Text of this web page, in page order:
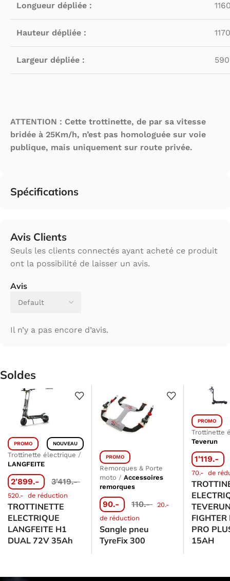
Longueur dépliée :
Hauteur dépliée :
Largeur dépliée :
ATTENTION : Cette trottinette, de par sa vitesse
bridée à 25Km/h, n’est pas homologuée sur voie
publique, mais uniquement sur route privée.
Spécifications
Avis Clients
Avis
Il n’y a pas encore d’avis.
Seuls les clients connectés ayant acheté ce produit
ont la possibilité de laisser un avis.
Soldes
PROMO NOUVEAU
Trottinette électrique /
LANGFEITE
2'899.- 3'419.-
520.- de réduction
TROTTINETTE
ELECTRIQUE
LANGFEITE H1
DUAL 72V 35Ah
PROMO
Remorques & Porte
moto /Accessoires
remorques
90.- 110.- 20.-
de réduction
Sangle pneu
TyreFix 300
PROMO
Trottinette
Teverun
1'119.-
70.- de
PRO
15AH